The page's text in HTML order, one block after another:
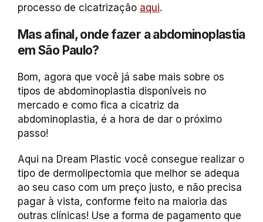
processo de cicatrização aqui.
Mas afinal, onde fazer a abdominoplastia
em São Paulo?
Bom, agora que você já sabe mais sobre os
tipos de abdominoplastia disponíveis no
mercado e como fica a cicatriz da
abdominoplastia, é a hora de dar o próximo
passo!
Aqui na Dream Plastic você consegue realizar o
tipo de dermolipectomia que melhor se adequa
ao seu caso com um preço justo, e não precisa
pagar à vista, conforme feito na maioria das
outras clínicas! Use a forma de pagamento que